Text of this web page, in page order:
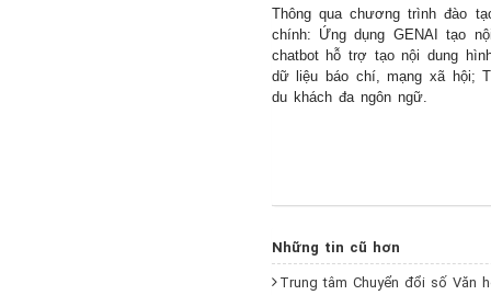
Thông qua chương trình đào
chính: Ứng dụng GENAI tạo
chatbot hỗ trợ tạo nội dung
dữ liệu báo chí, mạng xã hội;
du khách đa ngôn ngữ.
Những tin cũ hơn
Trung tâm Chuyển đổi số Văn